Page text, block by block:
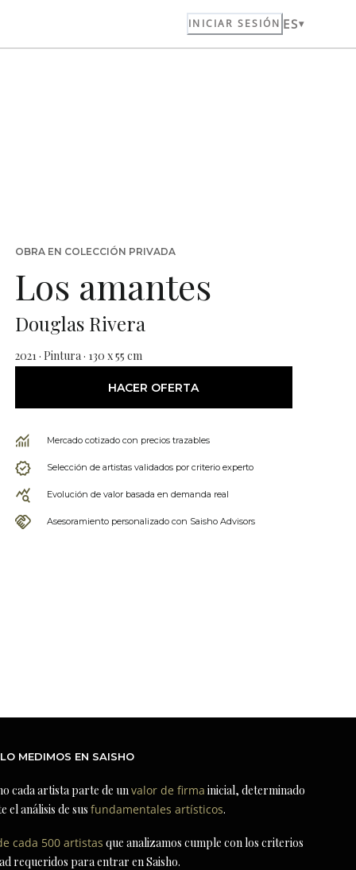
INICIAR SESIÓN ES
OBRA EN COLECCIÓN PRIVADA
Los amantes
Douglas Rivera
2021 · Pintura · 130 x 55 cm
HACER OFERTA
Mercado cotizado con precios trazables
Selección de artistas validados por criterio experto
Evolución de valor basada en demanda real
Asesoramiento personalizado con Saisho Advisors
MEDIMOS EN SAISHO
cada artista parte de unvalor de firma inicial, determinado
el análisis de susfundamentales artísticos.
cada 500 artistas que analizamos cumple con los criterios
requeridos para entrar en Saisho.